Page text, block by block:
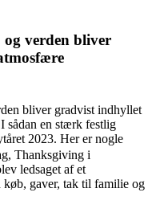
verden bliver
bliver gradvist indhyllet
sådan en stærk festlig
2023. Her er nogle
Thanksgiving i
ledsaget af et
gaver, tak til familie og